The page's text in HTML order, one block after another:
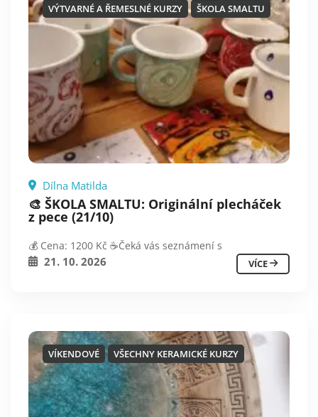
VÝTVARNÉ A ŘEMESLNÉ KURZY ŠKOLA SMALTU
Dílna Matilda
🎨 ŠKOLA SMALTU: Originální plecháček
z pece (21/10)
💰 Cena: 1200 Kč ☕️Čeká vás seznámení s
21. 10. 2026 VÍCE
VÍKENDOVÉ VŠECHNY KERAMICKÉ KURZY